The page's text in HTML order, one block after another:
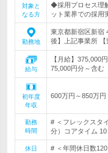
対象と
なる方
◆採用プロセス理
ット業界での採用
勤務地
東京都新宿区新宿
後】上記事業所 【
給与
【月給】375,000
75,000円分～含
初年度
年収
600万円～850万円
勤務
時間
# ＜フレックスタ
分）コアタイム
休日
# ＜年間休日数